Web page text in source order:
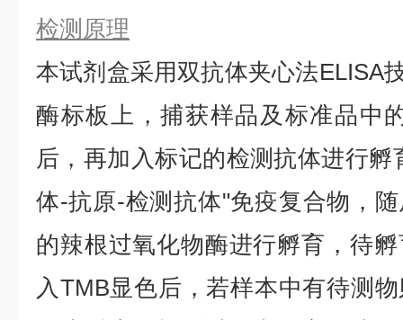
检测原理
本试剂盒采用双抗体夹心法ELISA
酶标板上，捕获样品及标准品中
后，再加入标记的检测抗体进行孵
体-抗原-检测抗体"免疫复合物，
的辣根过氧化物酶进行孵育，待
入TMB显色后，若样本中有待测